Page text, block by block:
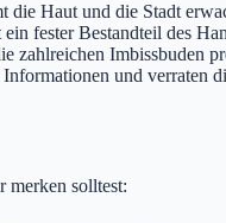
Haut und die Stadt
fester Bestandteil des
Imbissbuden
und verraten
merken solltest: